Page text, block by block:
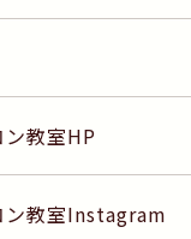
教室HP
ン教室Instagram